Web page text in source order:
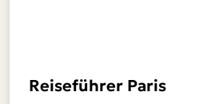
Reiseführer Paris